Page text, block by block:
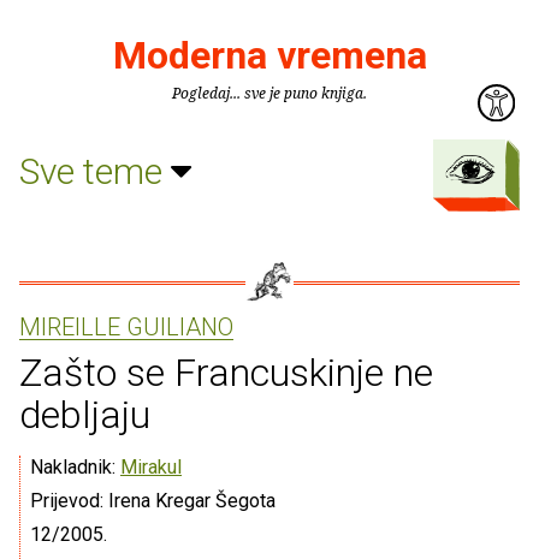
Moderna vremena
Pogledaj... sve je puno knjiga.
Sve teme
MIREILLE GUILIANO
Zašto se Francuskinje ne
debljaju
Nakladnik: Mirakul
Prijevod: Irena Kregar Šegota
12/2005.